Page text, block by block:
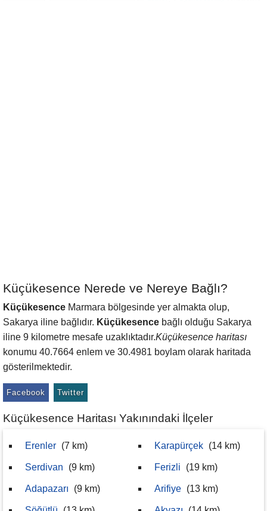
Küçükesence Nerede ve Nereye Bağlı?
Küçükesence Marmara bölgesinde yer almakta olup,
Sakarya iline bağlıdır. Küçükesence bağlı olduğu Sakarya
iline 9 kilometre mesafe uzaklıktadır.Küçükesence haritası
konumu 40.7664 enlem ve 30.4981 boylam olarak haritada
gösterilmektedir.
Facebook Twitter
Küçükesence Haritası Yakınındaki İlçeler
Erenler (7 km)
Serdivan (9 km)
Adapazarı (9 km)
Karapürçek (14 km)
Ferizli (19 km)
Arifiye (13 km)